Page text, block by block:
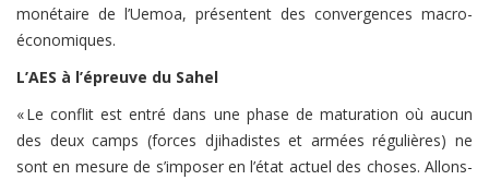
monétaire de l’Uemoa, présentent des convergences macro-
économiques.
L’AES à l’épreuve du Sahel
« Le conflit est entré dans une phase de maturation où aucun
des deux camps (forces djihadistes et armées régulières) ne
sont en mesure de s’imposer en l’état actuel des choses. Allons-